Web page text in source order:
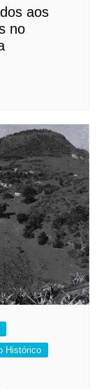
aos
no
Histórico